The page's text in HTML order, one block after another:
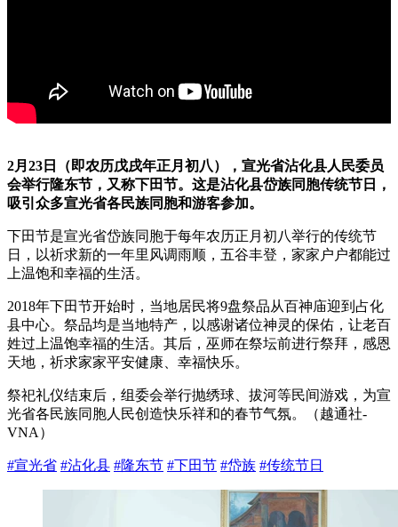
2月23日（即农历戊戌年正月初八），宣光省沾化县人民委员
会举行隆东节，又称下田节。这是沾化县岱族同胞传统节日，
吸引众多宣光省各民族同胞和游客参加。
下田节是宣光省岱族同胞于每年农历正月初八举行的传统节
日，以祈求新的一年里风调雨顺，五谷丰登，家家户户都能过
上温饱和幸福的生活。
2018年下田节开始时，当地居民将9盘祭品从百神庙迎到占化
县中心。祭品均是当地特产，以感谢诸位神灵的保佑，让老百
姓过上温饱幸福的生活。其后，巫师在祭坛前进行祭拜，感恩
天地，祈求家家平安健康、幸福快乐。
祭祀礼仪结束后，组委会举行抛绣球、拔河等民间游戏，为宣
光省各民族同胞人民创造快乐祥和的春节气氛。（越通社-
VNA）
#宣光省 #沾化县 #隆东节 #下田节 #岱族 #传统节日